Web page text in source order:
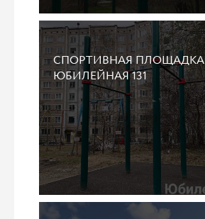
СПОРТИВНАЯ ПЛОЩАДКА
ЮБИЛЕЙНАЯ 131